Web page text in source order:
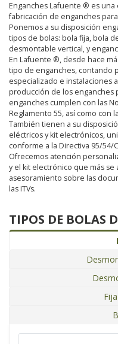
Enganches Lafuente ® es
fabricación de enganches
Ponemos a su disposición
tipos de bolas: bola fija, bola
desmontable vertical, y
En Lafuente ®, desde hace
tipo de enganches, contando
especializado e instalaciones
producción de los enganches
enganches cumplen con las
Reglamento 55, así como con
También tienen a su
eléctricos y kit electrónicos,
conforme a la Directiva 95/54/
Ofrecemos atención
y el kit electrónico que más se
asesoramiento sobre las
las ITVs.
TIPOS DE BOLAS